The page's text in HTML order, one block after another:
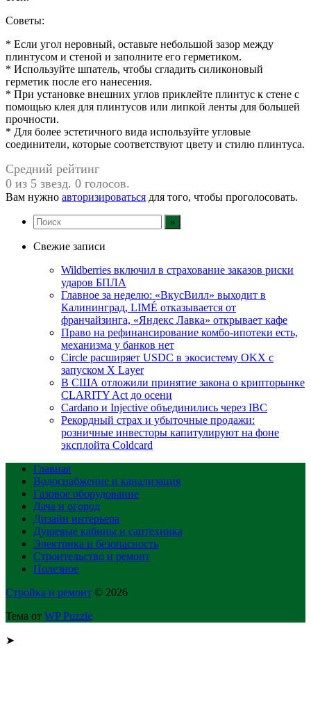
Советы:
* Если угол неровный, оставьте небольшой зазор между
плинтусом и стеной и заполните его герметиком.
* Используйте шпатель, чтобы сгладить силиконовый
герметик после его нанесения.
* При установке внешних углов приклейте плинтус к стене с
помощью клея для плинтусов или липкой ленты для большей
прочности.
* Для более эстетичного вида используйте угловые
соединители, которые соответствуют цвету и стилю плинтуса.
Средний рейтинг
0 из 5 звезд. 0 голосов.
Вам нужно авторизироваться для того, чтобы проголосовать.
Свежие записи
Wildberries включил в страхование заказов риски
ударов БПЛА
Главное за неделю: «ВкусВилл» выходит в
Калининград, LIMÉ отказывается от
франчайзинга, «Яндекс Лавка» открывает кафе
Право на рефинансирование комбо-ипотеки есть,
механизма у банков нет
Circle расширяет USDC в экосистему OKX с
запуском X Layer
В США отложили принятие закона о крипторынке
CLARITY Act до осени
Cardano и Injective объединились через IBC
Рекордный страх и убыточные продажи:
розничные инвесторы капитулируют на фоне
эксплойта Coldcard
Главная
Водоснабжение и канализация
Газовое оборудование
Дача и огород
Дизайн интерьера
Душевые кабины и сантехника
Электрика и безопасность
Строительство и ремонт
Полезное
Стройка и ремонт © 2026
Тема от WP Puzzle
➤